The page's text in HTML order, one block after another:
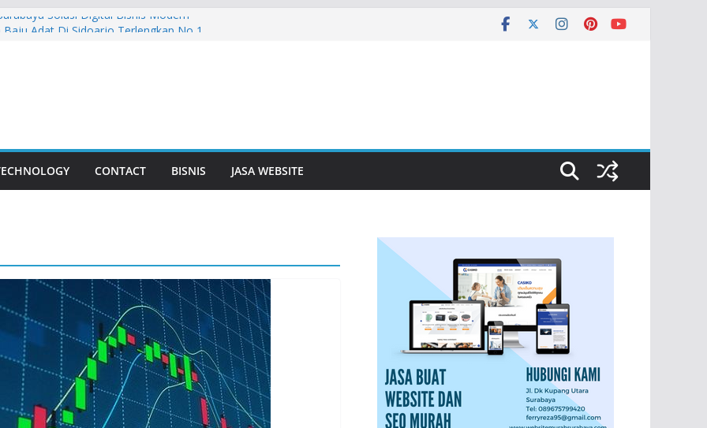
Solusi Digital Bisnis Modern
Bunga Yang Sering Kita Jumpai
Lebih Dalam
CONTACT BISNIS JASA WEBSITE